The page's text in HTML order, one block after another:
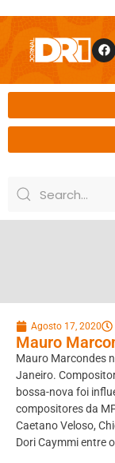
Agosto 17, 2020
Mauro
Mauro Marcondes
Janeiro.
bossa-nova foi
compositores da
Caetano Veloso,
Dori Caymmi entre